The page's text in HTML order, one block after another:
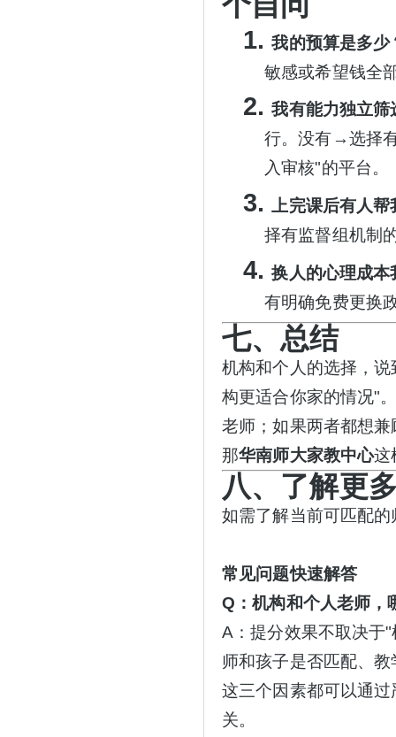
1.我的预算是多少
敏感或希望钱全
2.我有能力独立筛
行。没有→选择
入审核"的平台。
3.上完课后有人帮
择有监督组机制
4.换人的心理成
有明确免费更换
七、总结
机构和个人的选择，说
构更适合你家的情况"
老师；如果两者都想
那华南师大家教中心这
八、了解更
如需了解当前可匹配
常见问题快速解答
Q：机构和个人老师，
A：提分效果不取决于
师和孩子是否匹配、
这三个因素都可以通
关。